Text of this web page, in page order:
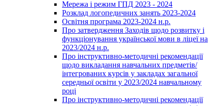
Мережа і режим ГПД 2023 - 2024
Розклад логопедичних занять 2023-2024
Освітня програма 2023-2024 н.р.
Про затвердження Заходів щодо розвитку і
функціонування української мови в ліцеї на
2023/2024 н.р.
Про інструктивно-методичні рекомендації
щодо викладання навчальних предметів/
інтегрованих курсів у закладах загальної
середньої освіти у 2023/2024 навчальному
році
Про інструктивно-методичні рекомендації